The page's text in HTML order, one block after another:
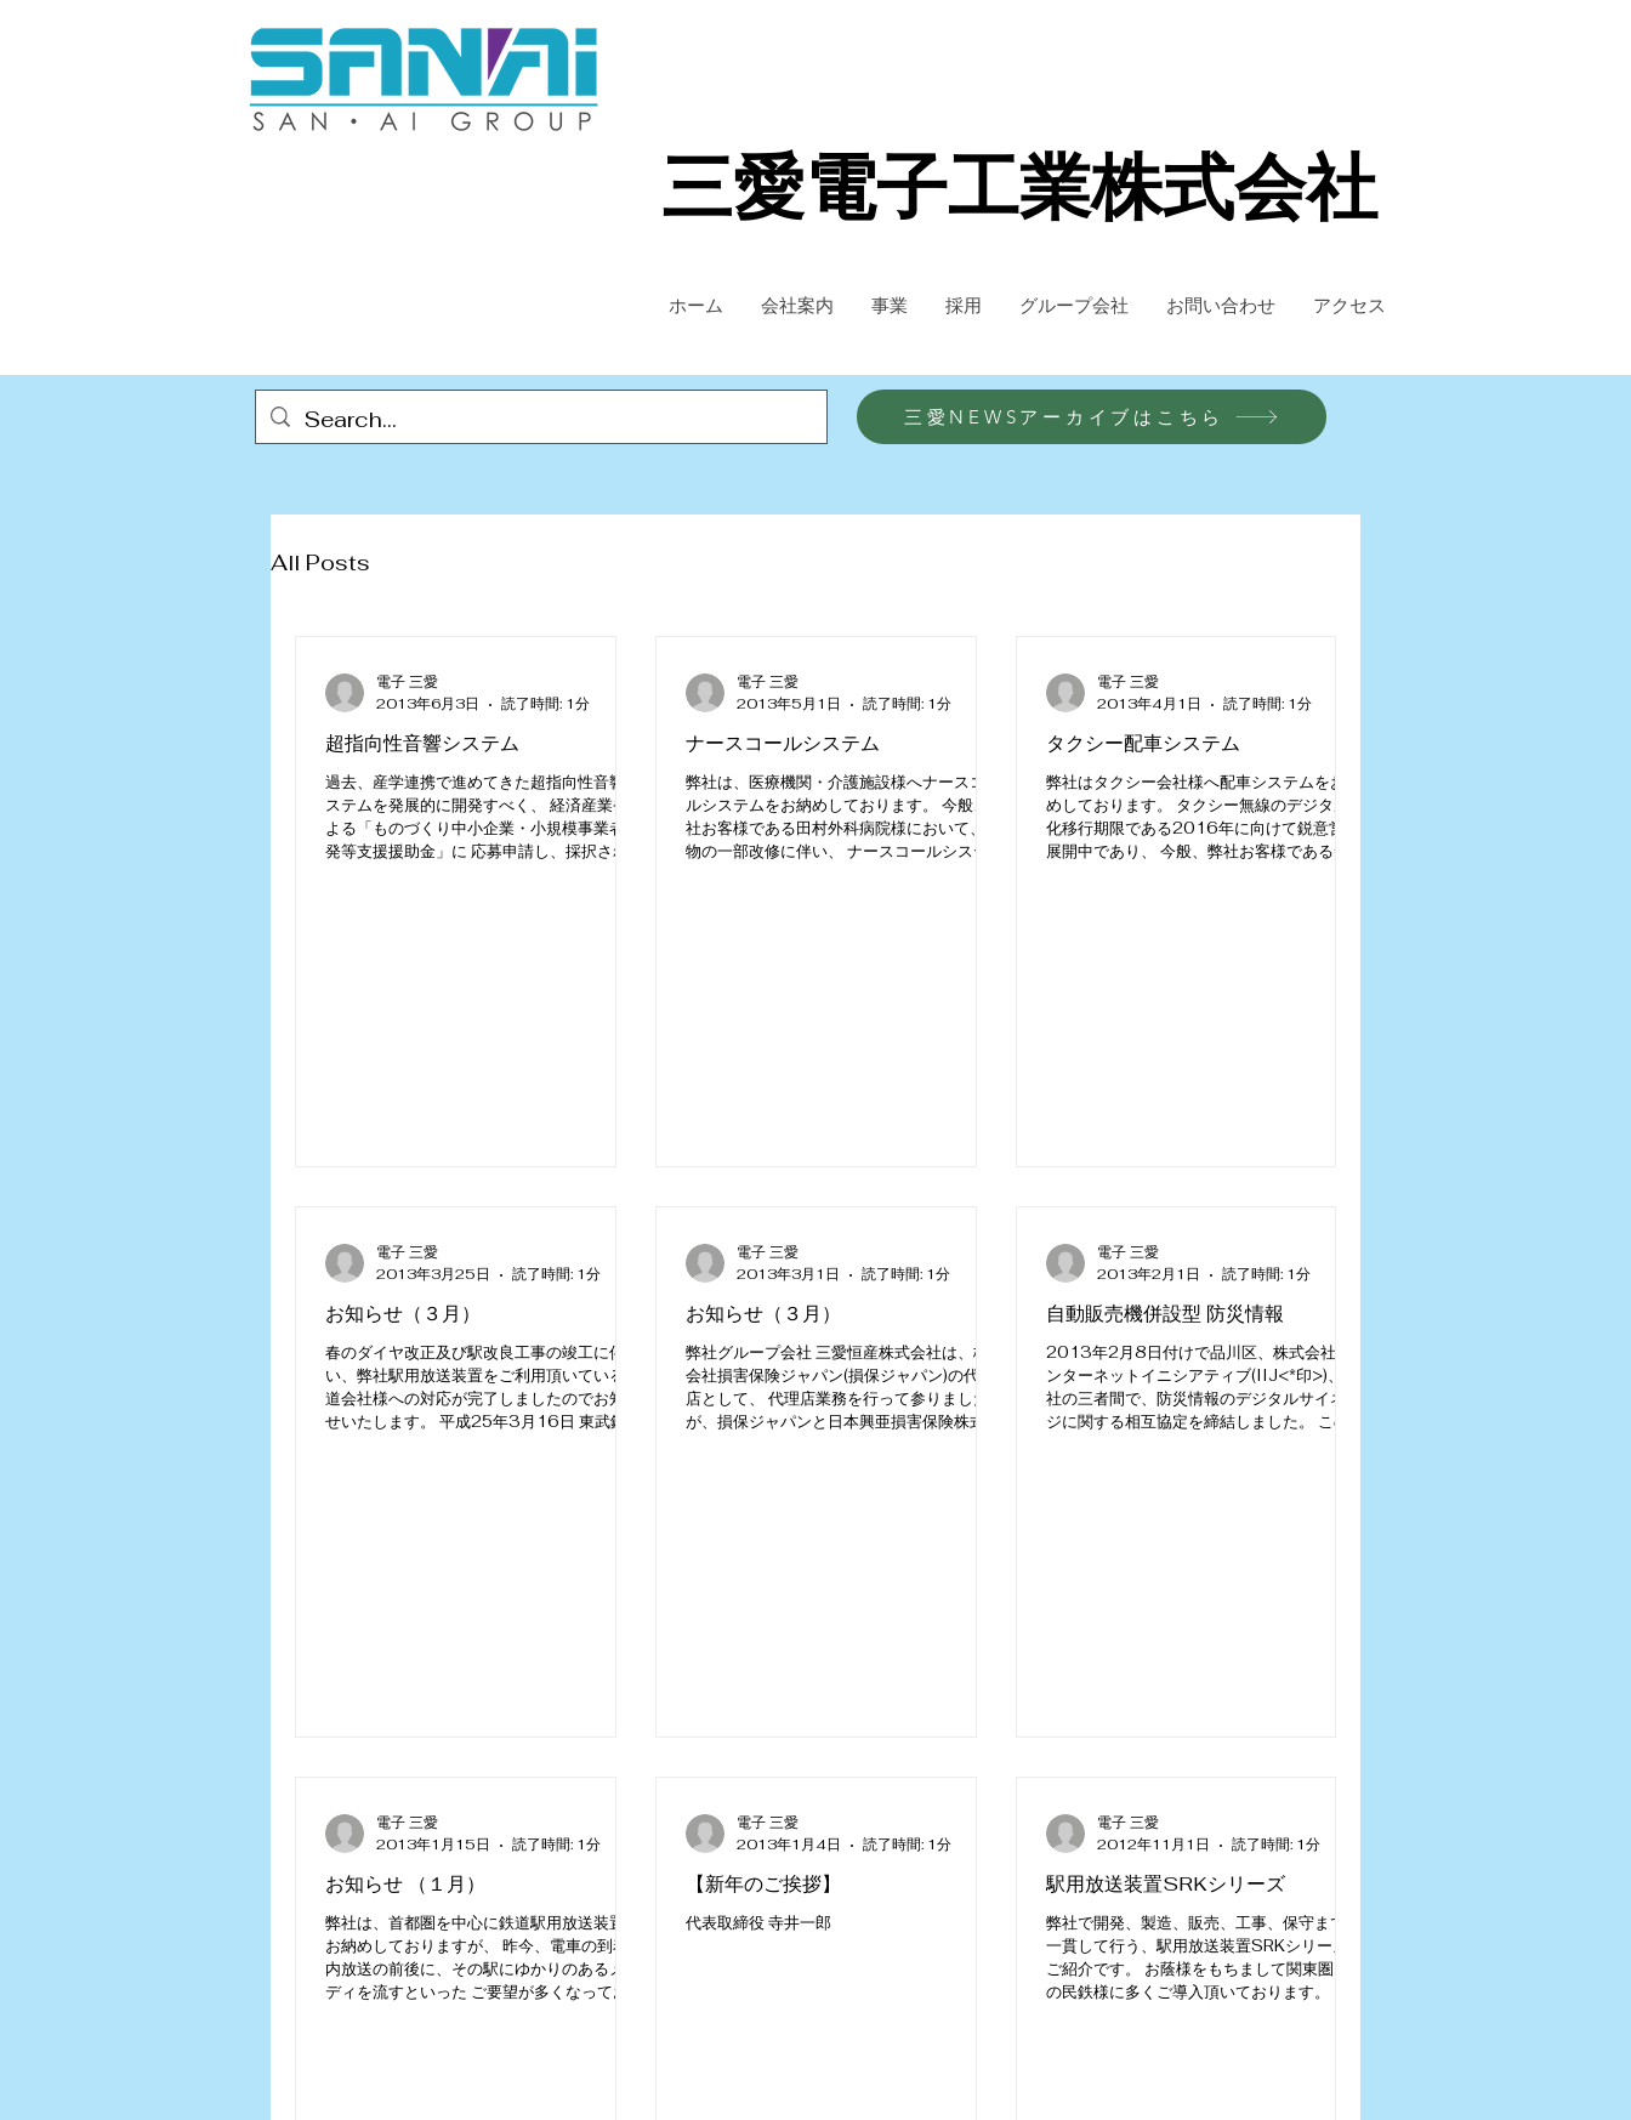
三愛電子工業株式会社
ホーム 会社案内 事業 採用 グループ会社 お問い合わせ アクセス
三愛NEWSアーカイブはこちら
All Posts
超指向性音響システム
過去、産学連携で進めてきた超指向性音響シ
ステムを発展的に開発すべく、 経済産業省に
よる「ものづくり中小企業・小規模事業者開
発等支援援助金」に 応募申請し、採択されま
電子 三愛
2013年6月3日
読了時間: 1分
ナースコールシステム
弊社は、医療機関・介護施設様へナースコー
ルシステムをお納めしております。 今般、弊
社お客様である田村外科病院様において、建
物の一部改修に伴い、 ナースコールシステム
電子 三愛
2013年5月1日
読了時間: 1分
タクシー配車システム
弊社はタクシー会社様へ配車システムをお納
めしております。 タクシー無線のデジタル
化移行期限である2016年に向けて鋭意営業
展開中であり、 今般、弊社お客様である秦
電子 三愛
2013年4月1日
読了時間: 1分
お知らせ（３月）
春のダイヤ改正及び駅改良工事の竣工に伴
い、弊社駅用放送装置をご利用頂いている 鉄
道会社様への対応が完了しましたのでお知ら
せいたします。 平成25年3月16日 東武鉄道
電子 三愛
2013年3月25日
読了時間: 1分
お知らせ（３月）
弊社グループ会社 三愛恒産株式会社は、株式
会社損害保険ジャパン(損保ジャパン)の代理
店として、 代理店業務を行って参りました
が、損保ジャパンと日本興亜損害保険株式会
電子 三愛
2013年3月1日
読了時間: 1分
自動販売機併設型 防災情報
2013年2月8日付けで品川区、株式会社イ
ンターネットイニシアティブ(IIJ<*印>)、 弊
社の三者間で、防災情報のデジタルサイネー
ジに関する相互協定を締結しました。 この
電子 三愛
2013年2月1日
読了時間: 1分
お知らせ （１月）
弊社は、首都圏を中心に鉄道駅用放送装置を
お納めしておりますが、 昨今、電車の到着案
内放送の前後に、その駅にゆかりのあるメロ
ディを流すといった ご要望が多くなっており
電子 三愛
2013年1月15日
読了時間: 1分
【新年のご挨拶】
代表取締役 寺井一郎
電子 三愛
2013年1月4日
読了時間: 1分
駅用放送装置SRKシリーズ
弊社で開発、製造、販売、工事、保守までを
一貫して行う、駅用放送装置SRKシリーズの
ご紹介です。 お蔭様をもちまして関東圏内
の民鉄様に多くご導入頂いております。 こ
電子 三愛
2012年11月1日
読了時間: 1分